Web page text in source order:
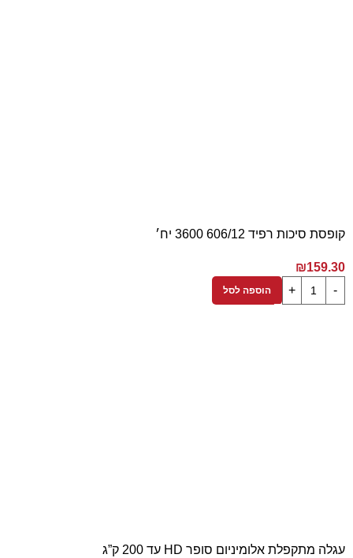
קופסת סיכות רפיד 606/12 3600 יח׳
₪159.30
הוספה לסל
עגלה מתקפלת אלומיניום סופר HD עד 200 ק”ג